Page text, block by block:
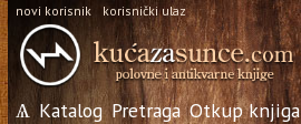
novi korisnik korisnički ulaz
Ѧ Katalog Pretraga Otkup knjiga